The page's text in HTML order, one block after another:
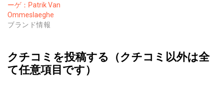
ーゲ：Patrik Van
Ommeslaeghe
ブランド情報
クチコミを投稿する（クチコミ以外は全
て任意項目です）